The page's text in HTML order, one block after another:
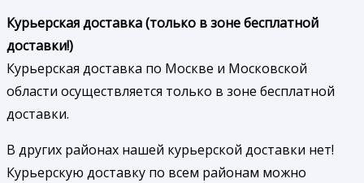
Курьерская доставка (только в зоне бесплатной
доставки!)
Курьерская доставка по Москве и Московской
области осуществляется только в зоне бесплатной
доставки.
В других районах нашей курьерской доставки нет!
Курьерскую доставку по всем районам можно